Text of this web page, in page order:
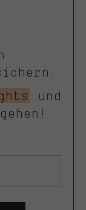
und